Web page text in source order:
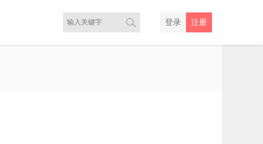
注册
登录